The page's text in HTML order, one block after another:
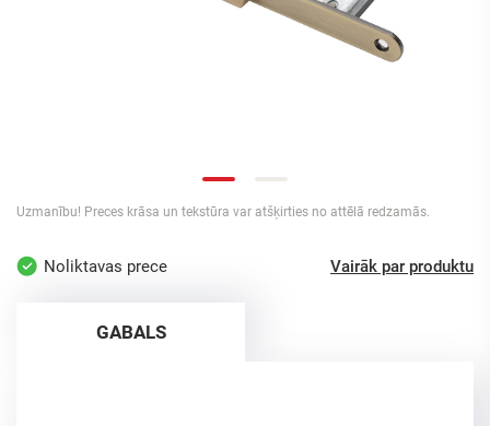
Uzmanību! Preces krāsa un tekstūra var atšķirties no attēlā redzamās.
Noliktavas prece Vairāk par produktu
GABALS